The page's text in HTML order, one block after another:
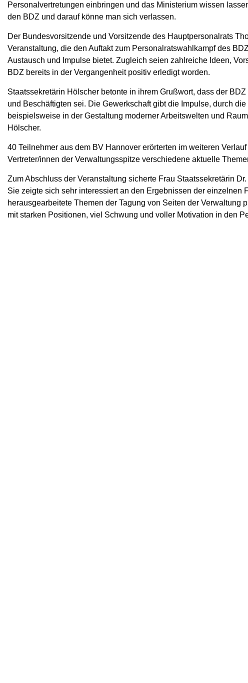
Personalvertretungen einbringen und das Ministerium wissen
den BDZ und darauf könne man sich verlassen.
Der Bundesvorsitzende und Vorsitzende des Hauptpersonalrats
Veranstaltung, die den Auftakt zum Personalratswahlkampf des
Austausch und Impulse bietet. Zugleich seien zahlreiche Ideen,
BDZ bereits in der Vergangenheit positiv erledigt worden.
Staatssekretärin Hölscher betonte in ihrem Grußwort, dass der
und Beschäftigten sei. Die Gewerkschaft gibt die Impulse, durch
beispielsweise in der Gestaltung moderner Arbeitswelten und
Hölscher.
40 Teilnehmer aus dem BV Hannover erörterten im weiteren
Vertreter/innen der Verwaltungsspitze verschiedene aktuelle
Zum Abschluss der Veranstaltung sicherte Frau Staatssekretärin
Sie zeigte sich sehr interessiert an den Ergebnissen der einzelnen
herausgearbeitete Themen der Tagung von Seiten der Verwaltung
mit starken Positionen, viel Schwung und voller Motivation in den